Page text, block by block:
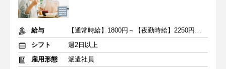
給与
【通常時給】1800円～【夜勤時給】2250円～ ＋交通費
シフト
週2日以上
雇用形態
派遣社員